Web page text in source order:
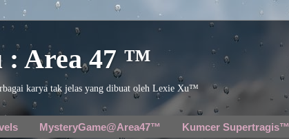
: Area 47 ™
karya tak jelas yang dibuat oleh Lexie Xu™
MysteryGame@Area47™ Kumcer Supertragis™